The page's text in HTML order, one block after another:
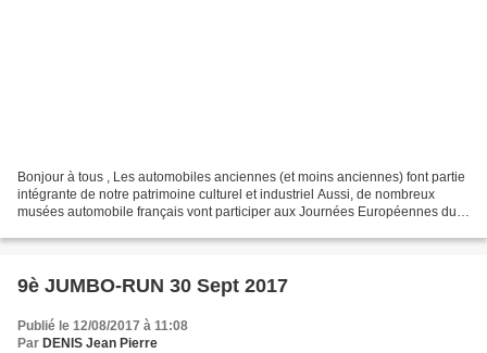
Bonjour à tous , Les automobiles anciennes (et moins anciennes) font partie
intégrante de notre patrimoine culturel et industriel Aussi, de nombreux
musées automobile français vont participer aux Journées Européennes du
9è JUMBO-RUN 30 Sept 2017
Publié le 12/08/2017 à 11:08
Par DENIS Jean Pierre